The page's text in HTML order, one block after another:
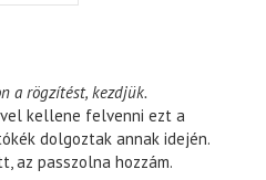
a rögzítést, kezdjük.
kellene felvenni ezt a
dolgoztak annak idején.
az passzolna hozzám.